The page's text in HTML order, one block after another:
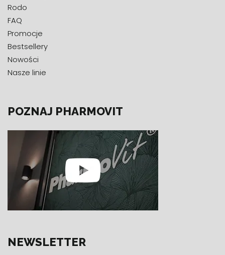
Rodo
FAQ
Promocje
Bestsellery
Nowości
Nasze linie
POZNAJ PHARMOVIT
NEWSLETTER